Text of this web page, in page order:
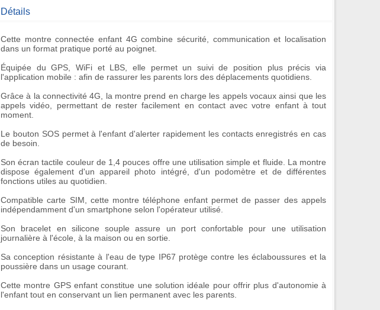
Détails
Cette montre connectée enfant 4G combine sécurité, communication et localisation
dans un format pratique porté au poignet.
Équipée duGPS, WiFi et LBS , elle permet un suivi de position plus précis via
l'application mobile : afin de rassurer les parents lors des déplacements quotidiens.
Grâce à la connectivité4G , la montre prend en charge les appels vocaux ainsi que les
appels vidéo , permettant de rester facilement en contact avec votre enfant à tout
moment.
Le bouton SOSpermet à l'enfant d'alerter rapidement les contacts enregistrés en cas
de besoin.
Son écran tactile couleur de 1,4 pouces offre une utilisation simple et fluide. La montre
dispose également d'un appareil photo intégré, d'un podomètre et de différentes
fonctions utiles au quotidien.
Compatible carte SIM, cette montre téléphone enfant permet de passer des appels
indépendamment d'un smartphone selon l'opérateur utilisé.
Son bracelet en silicone souple assure un port confortable pour une utilisation
journalière à l'école, à la maison ou en sortie.
Sa conception résistante à l'eau de type IP67 protège contre les éclaboussures et la
poussière dans un usage courant.
Cette montre GPS enfant constitue une solution idéale pour offrir plus d'autonomie à
l'enfant tout en conservant un lien permanent avec les parents.